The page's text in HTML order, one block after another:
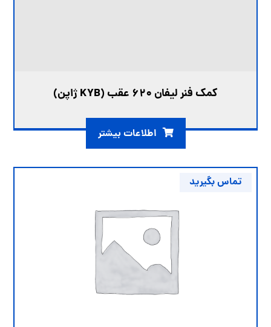
کمک فنر لیفان ۶۲۰ عقب (KYB ژاپن)
اطلاعات بیشتر
تماس بگیرید